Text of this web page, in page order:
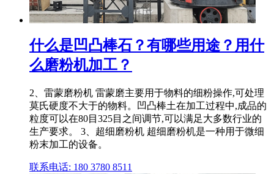
什么是凹凸棒石？有哪些用途？用什
么磨粉机加工？
2、雷蒙磨粉机 雷蒙磨主要用于物料的细粉操作,可处理
莫氏硬度不大于的物料。凹凸棒土在加工过程中,成品的
粒度可以在80目325目之间调节,可以满足大多数行业的
生产要求。 3、超细磨粉机 超细磨粉机是一种用于微细
粉末加工的设备。
联系电话: 180 3780 8511